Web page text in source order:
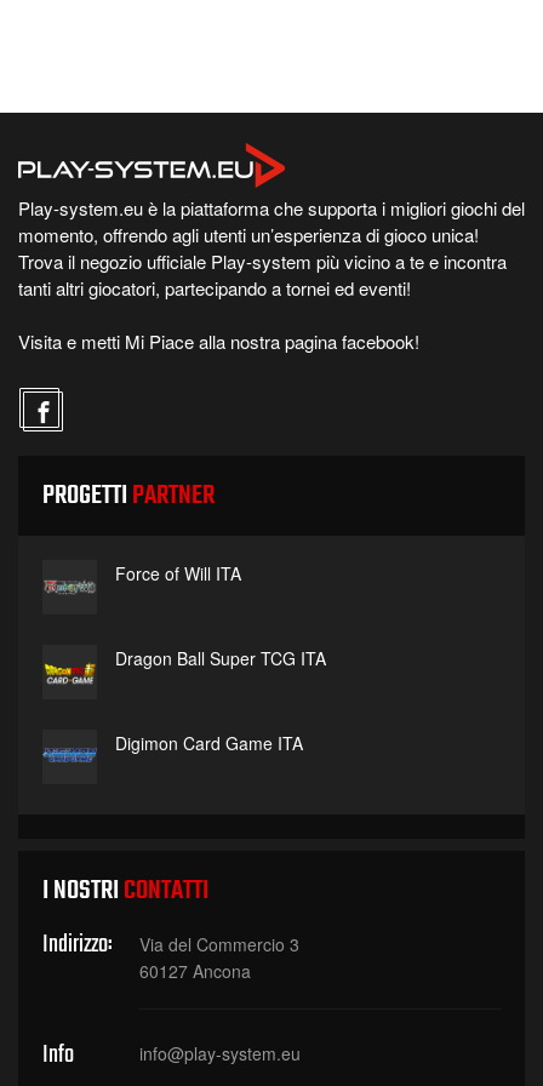
Play-system.eu è la piattaforma che supporta i migliori giochi del
momento, offrendo agli utenti un’esperienza di gioco unica!
Trova il negozio ufficiale Play-system più vicino a te e incontra
tanti altri giocatori, partecipando a tornei ed eventi!
Visita e metti Mi Piace alla nostra pagina facebook!
PROGETTIPARTNER
Force of Will ITA
Dragon Ball Super TCG ITA
Digimon Card Game ITA
I NOSTRICONTATTI
Indirizzo:
Via del Commercio 3
60127 Ancona
Info info@play-system.eu